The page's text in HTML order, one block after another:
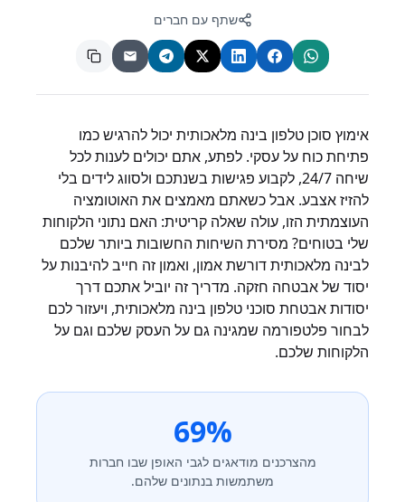
שתף עם חברים
אימוץ סוכן טלפון בינה מלאכותית יכול להרגיש כמו
פתיחת כוח על עסקי. לפתע, אתם יכולים לענות לכל
שיחה 24/7, לקבוע פגישות בשנתכם ולסווג לידים בלי
להזיז אצבע. אבל כשאתם מאמצים את האוטומציה
העוצמתית הזו, עולה שאלה קריטית: האם נתוני הלקוחות
שלי בטוחים? מסירת השיחות החשובות ביותר שלכם
לבינה מלאכותית דורשת אמון, ואמון זה חייב להיבנות על
יסוד של אבטחה חזקה. מדריך זה יוביל אתכם דרך
יסודות אבטחת סוכני טלפון בינה מלאכותית, ויעזור לכם
לבחור פלטפורמה שמגינה גם על העסק שלכם וגם על
הלקוחות שלכם.
69%
מהצרכנים מודאגים לגבי האופן שבו חברות
משתמשות בנתונים שלהם.